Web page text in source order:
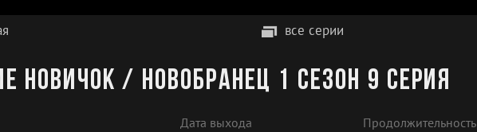
все серии
Новичок / Новобранец 1 сезон 9 серия
Дата выхода Продолжительность